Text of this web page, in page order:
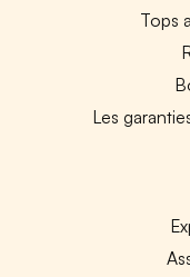
Tops
Les